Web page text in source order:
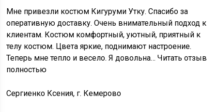
Мне привезли костюм Кигуруми Утку. Спасибо за
оперативную доставку. Очень внимательный подход к
клиентам. Костюм комфортный, уютный, приятный к
телу костюм. Цвета яркие, поднимают настроение.
Теперь мне тепло и весело. Я довольна… Читать отзыв
полностью
Сергиенко Ксения, г. Кемерово